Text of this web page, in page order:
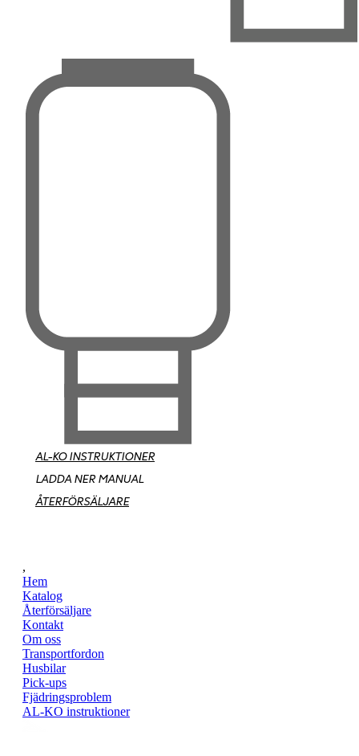
AL-KO INSTRUKTIONER
LADDA NER MANUAL
ÅTERFÖRSÄLJARE
,
Hem
Katalog
Återförsäljare
Kontakt
Om oss
Transportfordon
Husbilar
Pick-ups
Fjädringsproblem
AL-KO instruktioner